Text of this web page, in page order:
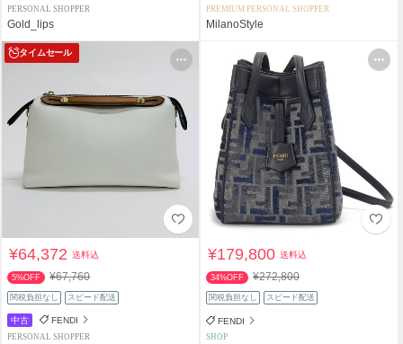
PERSONAL SHOPPER
Gold_lips
PREMIUM PERSONAL SHOPPER
MilanoStyle
タイムセール
¥64,372送料込
5%OFF ¥67,760
関税負担なし スピード配送
中古 FENDI
PERSONAL SHOPPER
¥179,800送料込
34%OFF ¥272,800
関税負担なし スピード配送
FENDI
SHOP